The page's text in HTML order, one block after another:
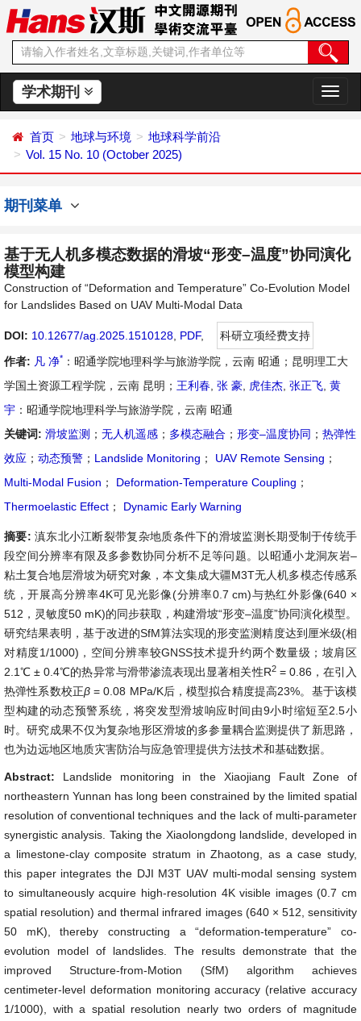
学术期刊
切
换
首页 地球与环境
地球科学前沿
Vol. 15 No. 10 (October 2025)
期刊菜单
基于无人机多模态数据的滑坡“形变–温度”协同演化
模型构建
Construction of “Deformation and Temperature” Co-Evolution Model
for Landslides Based on UAV Multi-Modal Data
DOI: 10.12677/ag.2025.1510128 PDF,
科研立项经费支持
作者: 凡 净* ：昭通学院地理科学与旅游学院，云南 昭通；昆明理工大
学国土资源工程学院，云南 昆明； 王利春 张 豪 虎佳杰 张正飞 黄
宇 ：昭通学院地理科学与旅游学院，云南 昭通
关键词: 滑坡监测 ； 无人机遥感 ； 多模态融合 ； 形变–温度协同 ； 热弹性
效应 ； 动态预警 ； Landslide Monitoring ； UAV Remote Sensing ；
Multi-Modal Fusion ； Deformation-Temperature Coupling ；
Thermoelastic Effect ； Dynamic Early Warning
摘要: 滇东北小江断裂带复杂地质条件下的滑坡监测长期受制于传统手
段空间分辨率有限及多参数协同分析不足等问题。以昭通小龙洞灰岩–
粘土复合地层滑坡为研究对象，本文集成大疆M3T无人机多模态传感系
统，开展高分辨率4K可见光影像(分辨率0.7 cm)与热红外影像(640 ×
512，灵敏度50 mK)的同步获取，构建滑坡“形变–温度”协同演化模型。
研究结果表明，基于改进的SfM算法实现的形变监测精度达到厘米级(相
对精度1/1000)，空间分辨率较GNSS技术提升约两个数量级；坡肩区
2.1℃ ± 0.4℃的热异常与滑带渗流表现出显著相关性R2= 0.86，在引入
热弹性系数校正β = 0.08 MPa/K后，模型拟合精度提高23%。基于该模
型构建的动态预警系统，将突发型滑坡响应时间由9小时缩短至2.5小
时。研究成果不仅为复杂地形区滑坡的多参量耦合监测提供了新思路，
也为边远地区地质灾害防治与应急管理提供方法技术和基础数据。
Abstract: Landslide monitoring in the Xiaojiang Fault Zone of
northeastern Yunnan has long been constrained by the limited spatial
resolution of conventional techniques and the lack of multi-parameter
synergistic analysis. Taking the Xiaolongdong landslide, developed in
a limestone-clay composite stratum in Zhaotong, as a case study,
this paper integrates the DJI M3T UAV multi-modal sensing system
to simultaneously acquire high-resolution 4K visible images (0.7 cm
spatial resolution) and thermal infrared images (640 × 512, sensitivity
50 mK), thereby constructing a “deformation-temperature” co-
evolution model of landslides. The results demonstrate that the
improved Structure-from-Motion (SfM) algorithm achieves
centimeter-level deformation monitoring accuracy (relative accuracy
1/1000), with a spatial resolution nearly two orders of magnitude